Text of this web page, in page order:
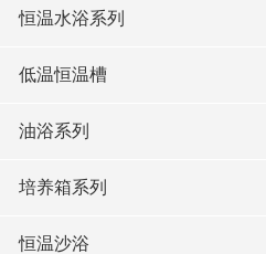
恒温水浴系列
低温恒温槽
油浴系列
培养箱系列
恒温沙浴